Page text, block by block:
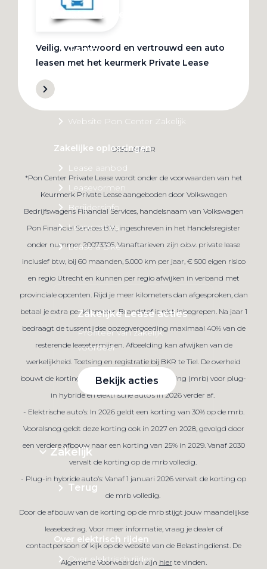
Private Lease
Terug
Website Pon Center Zakelijk
Zakelijke oplossingen
Lease aanbod
Leasevormen
Berijdersinfo
Lease acties
Lease a Bike
Zakelijke Lease acties
Profiteer van zakelijk
voordeel
Bekijk acties
Zakelijk
Terug
Over elektrisch rijden
Over elektrisch rijden
Veilig, verantwoord en vertrouwd een auto
leasen met het keurmerk Private Lease
DISCLAIMER
*Pon Center Private Lease wordt onder de voorwaarden van het
Keurmerk Private Lease aangeboden door Volkswagen
Bedrijfswagens Financial Services, handelsnaam van Volkswagen
Pon Financial Services B.V., ingeschreven in het Handelsregister
onder nummer 20073305. Vanaftarieven zijn o.b.v. private lease
inclusief btw, bij 60 maanden, 5.000 km per jaar, € 500 eigen risico
en regio Utrecht en kunnen per regio afwijken in verband met
provinciale opcenten. Rijd je meer kilometers dan afgesproken, dan
betaal je extra per kilometer. Brandstof is niet inbegrepen. Na jaar 1
bedraagt de tussentijdse opzegvergoeding maximaal 40% van de
resterende leasetermijnen. Afbeelding kan afwijken van de
werkelijkheid. Toetsing en registratie bij BKR te Tiel. De overheid
bouwt de korting op de motorrijtuigenbelasting (mrb) voor plug-
in hybride en elektrische auto’s in 2026 verder af.
- Elektrische auto’s: In 2026 geldt een korting van 30% op de mrb.
Vooralsnog geldt deze korting ook in 2027 en 2028, gevolgd door
een verdere afbouw naar een korting van 25% in 2029. Vanaf 2030
vervalt de korting op de mrb volledig.
- Plug-in hybride auto’s: Vanaf 1 januari 2026 vervalt de korting op
de mrb volledig.
Door de afbouw van de korting op de mrb stijgt jouw maandelijkse
leasebedrag. Voor meer informatie, vraag je dealer of
contactpersoon of kijk op de website van de Belastingdienst. De
Algemene Voorwaarden zijn hier te vinden.